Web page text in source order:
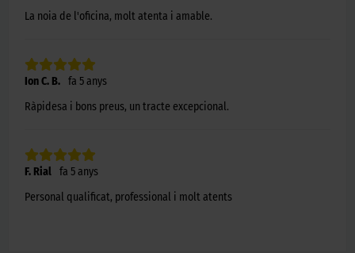
La noia de l'oficina, molt atenta i amable.
Ion C. B. fa 5 anys
Ràpidesa i bons preus, un tracte excepcional.
F. Rial fa 5 anys
Personal qualificat, professional i molt atents